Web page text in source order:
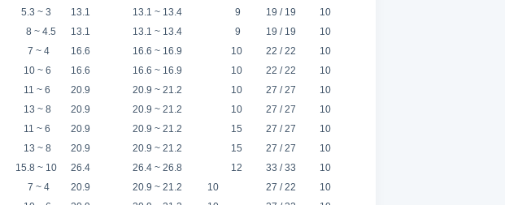
5.3 ~ 3
8 ~ 4.5
7 ~ 4
10 ~ 6
11 ~ 6
13 ~ 8
11 ~ 6
13 ~ 8
15.8 ~ 10
13.1
13.1
16.6
16.6
20.9
20.9
20.9
20.9
26.4
13.1 ~ 13.4
13.1 ~ 13.4
16.6 ~ 16.9
16.6 ~ 16.9
20.9 ~ 21.2
20.9 ~ 21.2
20.9 ~ 21.2
20.9 ~ 21.2
26.4 ~ 26.8
9
9
10
10
10
10
15
15
12
19 / 19
19 / 19
22 / 22
22 / 22
27 / 27
27 / 27
27 / 27
27 / 27
33 / 33
10
10
10
10
10
10
10
10
10
7 ~ 4
20.9
20.9 ~ 21.2
10
27 / 22
10